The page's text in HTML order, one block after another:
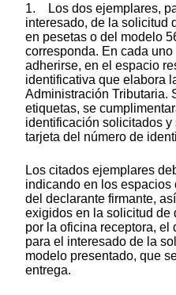
1. Los dos ejemplares,
interesado, de la solicitud
en pesetas o del modelo
corresponda. En cada
adherirse, en el espacio
identificativa que elabora
Administración Tributaria.
etiquetas, se
identificación solicitados
tarjeta del número de
Los citados ejemplares
indicando en los espacios
del declarante firmante,
exigidos en la solicitud de
por la oficina receptora, el
para el interesado de la
modelo presentado, que
entrega.